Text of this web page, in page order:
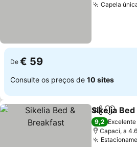
Capela
De € 59
Consulte os preços de 10 sites
Partilhar
Sikelia
9,2 Excelente
Capaci, a